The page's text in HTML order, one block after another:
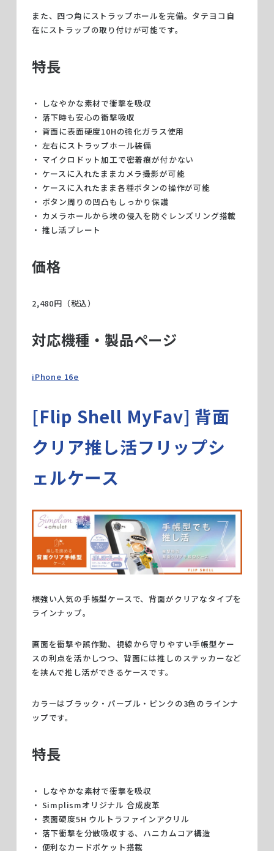
また、四つ角にストラップホールを完備。タテヨコ自
在にストラップの取り付けが可能です。
特長
しなやかな素材で衝撃を吸収
落下時も安心の衝撃吸収
背面に表面硬度10Hの強化ガラス使用
左右にストラップホール装備
マイクロドット加工で密着痕が付かない
ケースに入れたままカメラ撮影が可能
ケースに入れたまま各種ボタンの操作が可能
ボタン周りの凹凸もしっかり保護
カメラホールから埃の侵入を防ぐレンズリング搭載
推し活プレート
価格
2,480円（税込）
対応機種・製品ページ
iPhone 16e
[Flip Shell MyFav] 背面
クリア推し活フリップシ
ェルケース
根強い人気の手帳型ケースで、背面がクリアなタイプを
ラインナップ。
画面を衝撃や誤作動、視線から守りやすい手帳型ケー
スの利点を活かしつつ、背面には推しのステッカーなど
を挟んで推し活ができるケースです。
カラーはブラック・パープル・ピンクの3色のラインナ
ップです。
特長
しなやかな素材で衝撃を吸収
Simplismオリジナル 合成皮革
表面硬度5H ウルトラファインアクリル
落下衝撃を分散吸収する、ハニカムコア構造
便利なカードポケット搭載